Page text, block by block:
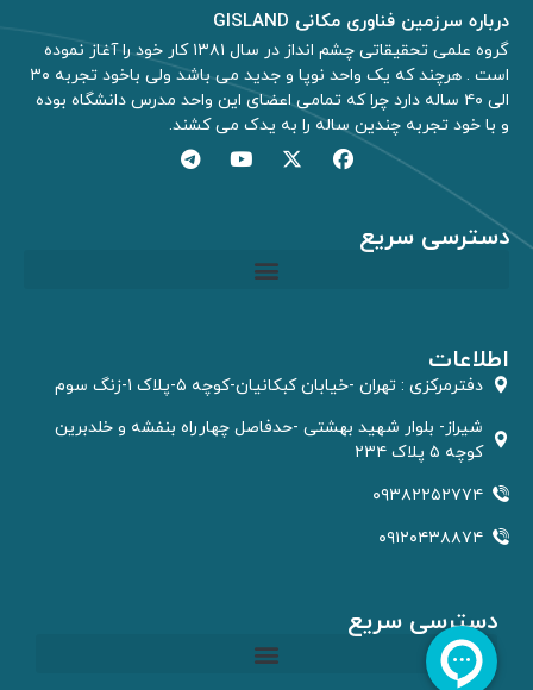
درباره سرزمین فناوری مکانی GISLAND
گروه علمی تحقیقاتی چشم انداز در سال ۱۳۸۱ کار خود را آغاز نموده
است . هرچند که یک واحد نوپا و جدید می باشد ولی باخود تجربه ۳۰
الی ۴۰ ساله دارد چرا که تمامی اعضای این واحد مدرس دانشگاه بوده
و با خود تجربه چندین ساله را به یدک می کشند.
دسترسی سریع
اطلاعات
دفترمركزى : تهران -خیابان کبکانیان-کوچه ۵-پلاک ۱-زنگ سوم
شیراز- بلوار شهید بهشتی -حدفاصل چهارراه بنفشه و خلدبرین
کوچه ۵ پلاک ۲۳۴
۰۹۳۸۲۲۵۲۷۷۴
۰۹۱۲۰۴۳۸۸۷۴
دسترسی سریع